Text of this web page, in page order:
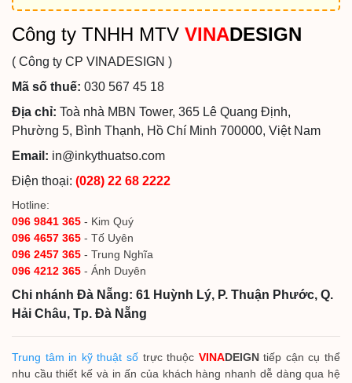
Công ty TNHH MTV VINADESIGN
( Công ty CP VINADESIGN )
Mã số thuế: 030 567 45 18
Địa chỉ: Toà nhà MBN Tower, 365 Lê Quang Định,
Phường 5, Bình Thạnh, Hồ Chí Minh 700000, Việt Nam
Email: in@inkythuatso.com
Điện thoại: (028) 22 68 2222
Hotline:
096 9841 365 - Kim Quý
096 4657 365 - Tố Uyên
096 2457 365 - Trung Nghĩa
096 4212 365 - Ánh Duyên
Chi nhánh Đà Nẵng: 61 Huỳnh Lý, P. Thuận Phước, Q.
Hải Châu, Tp. Đà Nẵng
Trung tâm in kỹ thuật sốtrực thuộc VINADEIGNtiếp cận cụ thể
nhu cầu thiết kế và in ấn của khách hàng nhanh dễ dàng qua hệ